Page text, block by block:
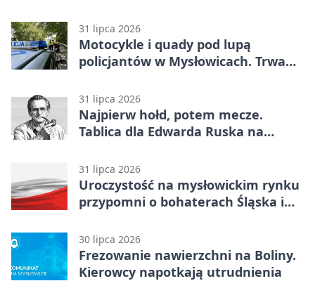
31 lipca 2026
Motocykle i quady pod lupą
policjantów w Mysłowicach. Trwa
31 lipca 2026
Najpierw hołd, potem mecze.
Tablica dla Edwarda Ruska na
31 lipca 2026
Uroczystość na mysłowickim rynku
przypomni o bohaterach Śląska i
30 lipca 2026
Frezowanie nawierzchni na Boliny.
Kierowcy napotkają utrudnienia